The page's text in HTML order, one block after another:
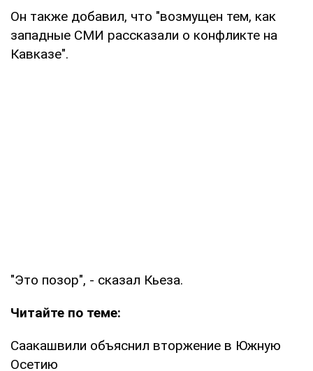
Он также добавил, что "возмущен тем, как
западные СМИ рассказали о конфликте на
Кавказе".
"Это позор", - сказал Кьеза.
Читайте по теме:
Саакашвили объяснил вторжение в Южную
Осетию